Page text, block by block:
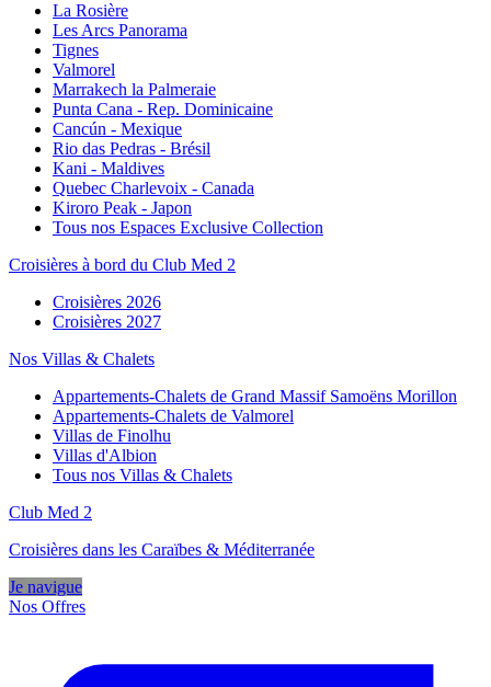
La Rosière
Les Arcs Panorama
Tignes
Valmorel
Marrakech la Palmeraie
Punta Cana - Rep. Dominicaine
Cancún - Mexique
Rio das Pedras - Brésil
Kani - Maldives
Quebec Charlevoix - Canada
Kiroro Peak - Japon
Tous nos Espaces Exclusive Collection
Croisières à bord du Club Med 2
Croisières 2026
Croisières 2027
Nos Villas & Chalets
Appartements-Chalets de Grand Massif Samoëns Morillon
Appartements-Chalets de Valmorel
Villas de Finolhu
Villas d'Albion
Tous nos Villas & Chalets
Club Med 2
Croisières dans les Caraïbes & Méditerranée
Je navigue
Nos Offres